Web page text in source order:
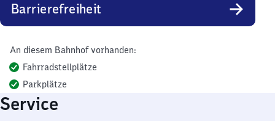
Barrierefreiheit
An diesem Bahnhof vorhanden:
Fahrradstellplätze
Parkplätze
Service